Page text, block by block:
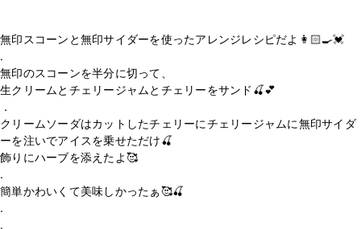
無印スコーンと無印サイダーを使ったアレンジレシピだよ👩🏻‍🍳💓
.
無印のスコーンを半分に切って、
生クリームとチェリージャムとチェリーをサンド🍒💕
．
クリームソーダはカットしたチェリーにチェリージャムに無印サイダ
ーを注いでアイスを乗せただけ🍒
飾りにハーブを添えたよ🥰
.
簡単かわいくて美味しかったぁ🥰🍒
.
.